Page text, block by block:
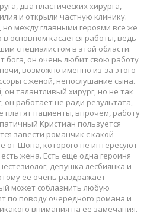
два пластических хирурга,
и открыли частную клинику.
но между главными героями все же
основном касается работы, ведь
специалистом в этой области.
бога, он очень любит свою работу
возможно именно из-за этого
с женой, непослушание сына.
талантливый хирург, но не так
он работает не ради результата,
платят пациенты, впрочем, работу
Кристиан пользуется
завести романчик с какой-
от Шона, которого не интересуют
жена. Есть еще одна героиня
девушка лесбиянка и
ее очень раздражает
может соблазнить любую
по поводу очередного романа и
внимания на ее замечания.